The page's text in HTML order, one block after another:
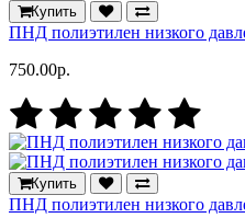
Купить
ПНД полиэтилен низкого
750.00р.
Купить
ПНД полиэтилен низкого